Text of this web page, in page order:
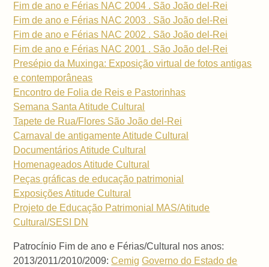
Fim de ano e Férias NAC 2004 . São João del-Rei
Fim de ano e Férias NAC 2003 . São João del-Rei
Fim de ano e Férias NAC 2002 . São João del-Rei
Fim de ano e Férias NAC 2001 . São João del-Rei
Presépio da Muxinga: Exposição virtual de fotos antigas
e contemporâneas
Encontro de Folia de Reis e Pastorinhas
Semana Santa Atitude Cultural
Tapete de Rua/Flores São João del-Rei
Carnaval de antigamente Atitude Cultural
Documentários Atitude Cultural
Homenageados Atitude Cultural
Peças gráficas de educação patrimonial
Exposições Atitude Cultural
Projeto de Educação Patrimonial MAS/Atitude
Cultural/SESI DN
Patrocínio Fim de ano e Férias/Cultural nos anos:
2013/2011/2010/2009:Cemig Governo do Estado de